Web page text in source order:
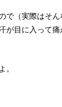
で（実際はそ
が目に入って